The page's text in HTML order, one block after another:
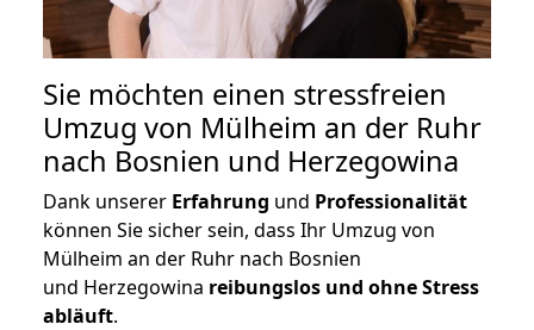
Sie möchten einen stressfreien
Umzug von Mülheim an der Ruhr
nach Bosnien und Herzegowina
Dank unserer Erfahrung und Professionalität
können Sie sicher sein, dass Ihr Umzug von
Mülheim an der Ruhr nach Bosnien
und Herzegowina reibungslos und ohne Stress
abläuft.